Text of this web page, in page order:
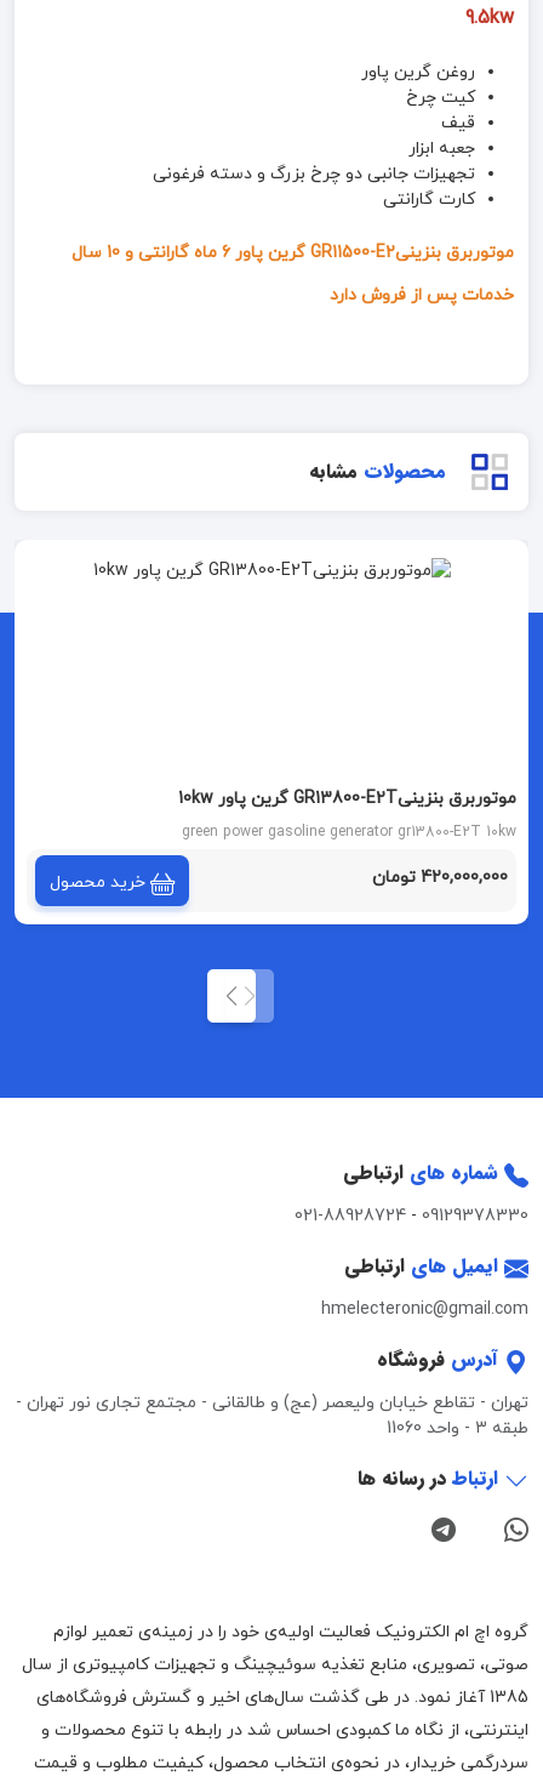
9.5kw
روغن گرین پاور
کیت چرخ
قیف
جعبه ابزار
تجهیزات جانبی دو چرخ بزرگ و دسته فرغونی
کارت گارانتی
موتوربرق بنزینیGR11500-E2 گرین پاور 6 ماه گارانتی و 10 سال
خدمات پس از فروش دارد
محصولات مشابه
موتوربرق بنزینیGR13800-E2T گرین پاور 10kw
green power gasoline generator gr13800-E2T 10kw
420,000,000 تومان خرید محصول
شماره های ارتباطی
09129378330
-
021-88928724
ایمیل های ارتباطی
hmelecteronic@gmail.com
آدرس فروشگاه
تهران - تقاطع خیابان ولیعصر (عج) و طالقانی - مجتمع تجاری نور تهران -
طبقه 3 - واحد 11060
ارتباطدر رسانه ها
گروه اچ ام الکترونیک فعالیت اولیه‌ی خود را در زمینه‌‌ی تعمیر لوازم
صوتی، تصویری، منابع تغذیه سوئیچینگ و تجهیزات کامپیوتری از سال
1385 آغاز نمود. در طی گذشت سال‌های اخیر و گسترش فروشگاه‌های
اینترنتی، از نگاه ما کمبودی احساس شد در رابطه با تنوع محصولات و
سردرگمی خریدار، در نحوه‌ی انتخاب محصول، کیفیت مطلوب و قیمت